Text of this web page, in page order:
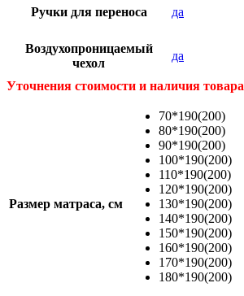
Ручки для переноса да
Воздухопроницаемый
чехол
да
Уточнения стоимости и наличия товара
Размер матраса, см
70*190(200)
80*190(200)
90*190(200)
100*190(200)
110*190(200)
120*190(200)
130*190(200)
140*190(200)
150*190(200)
160*190(200)
170*190(200)
180*190(200)